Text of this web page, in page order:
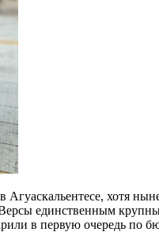
хотя
единственным
в первую очередь по